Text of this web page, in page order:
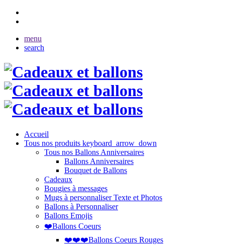
menu
search
Accueil
Tous nos produits keyboard_arrow_down
Tous nos Ballons Anniversaires
Ballons Anniversaires
Bouquet de Ballons
Cadeaux
Bougies à messages
Mugs à personnaliser Texte et Photos
Ballons à Personnaliser
Ballons Emojis
❤️Ballons Coeurs
❤️❤️❤️Ballons Coeurs Rouges